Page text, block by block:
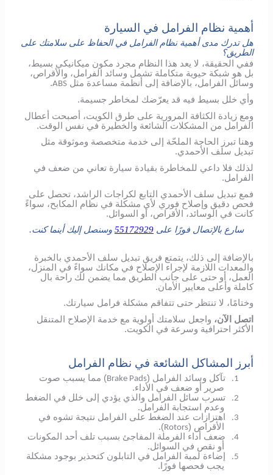
أهمية نظام الفرامل في السيارة
هل تدرك مدى أهمية نظام الفرامل في الحفاظ على سلامتك على
الطريق؟
ففي الحقيقة، لا يعد هذا النظام مجرد مكون ميكانيكي بسيط،
بل هو شبكة حيوية متكاملة تشمل وسائد الفرامل، والأقراص،
وسائل الفرامل، بالإضافة إلى أنظمة مساعدة مثلABS
.
وأي خلل بسيط فيه قد يعرّضك لمخاطر جسيمة.
ومع زيادة الكثافة المرورية على طرق الكويت، أصبحت أعطال
الفرامل من المشكلات الشائعة والخطيرة في نفس الوقت.
وهنا تبرز الحاجة الملحّة إلى خدمة متخصصة وموثوقة مثل
تبديل سلف الأحمدي.
لذلك فلا داعي للمخاطرة بقيادة سيارة تعاني من ضعف في
الفرامل.
فمع تبديل سلف الأحمدي التابع لكراجات الراشد، تحصل على
فحص دقيق وإصلاح فوري لأي مشكلة في نظام المكابح، سواءً
كانت في الوسائد، الأقراص، أو السوائل.
سارع بالإتصال فورًا على 55172929 وسنصل إليك أينما كنت.
بالإضافة إلى ذلك، يتمتع فريق تبديل سلف الأحمدي بالخبرة
والمعدات اللازمة لإجراء الإصلاح في مكانك سواءً في المنزل،
العمل، أو حتى على جانب الطريق مما يضمن لك راحة بال
كاملة وأعلى معايير الأمان.
وختامًا، لا تنتظر حتى تتفاقم مشكلة فرامل سيارتك.
اتصل الآن، واجعل سلامتك أولوية مع خدمة الإصلاح المتنقل
الأكثر احترافية وسرعة في الكويت.
أبرز المشاكل الشائعة في نظام الفرامل
1. تآكل وسائد الفرامل (Brake Pads) مما يسبب صوت
صرير أو ضعف في الأداء.
2.
تسرب سائل الفرامل والذي يؤدي إلى خلل في الضغط
وعدم استجابة الفرامل.
3.
اهتزازات عند الضغط على الفرامل نتيجة تشوه في
الأقراص (Rotors
).
4.
ضعف أداء الفرملة المفاجئ بسبب تلف أحد المكونات
أو نقص في السوائل.
5.
إضاءة لمبة الفرامل في التابلون كتحذير بوجود مشكلة
يجب فحصها فورًا.